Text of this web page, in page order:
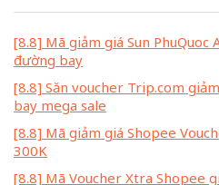
[8.8] Mã giảm giá Sun PhuQuoc
đường bay
[8.8] Săn voucher Trip.com
bay mega sale
[8.8] Mã giảm giá Shopee
300K
[8.8] Mã Voucher Xtra Shopee